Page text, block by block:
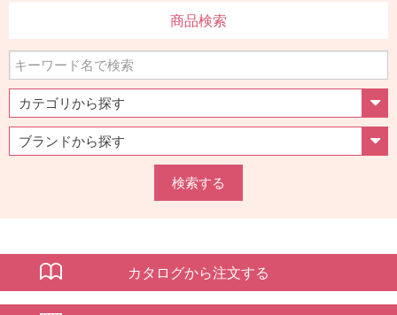
商品検索
検索する
カタログから注文する